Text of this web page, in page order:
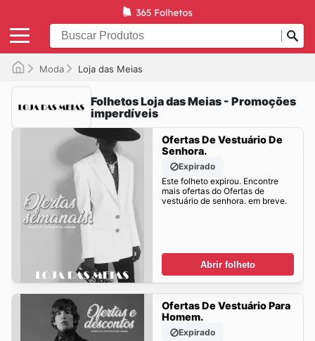
Moda Loja das Meias
Folhetos Loja das Meias - Promoções
imperdíveis
Ofertas De Vestuário De
Senhora.
Expirado
Este folheto expirou. Encontre
mais ofertas do Ofertas de
vestuário de senhora. em breve.
Abrir folheto
Ofertas De Vestuário Para
Homem.
Expirado